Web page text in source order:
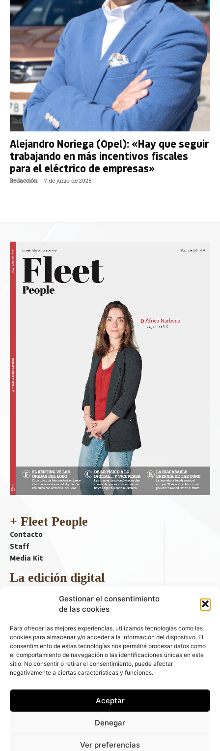
Gestionar el consentimiento
de las cookies
Para ofrecer las mejores experiencias, utilizamos tecnologías como las
cookies para almacenar y/o acceder a la información del dispositivo. El
consentimiento de estas tecnologías nos permitirá procesar datos como
el comportamiento de navegación o las identificaciones únicas en este
sitio. No consentir o retirar el consentimiento, puede afectar
negativamente a ciertas características y funciones.
Aceptar
Denegar
Ver preferencias
Alejandro Noriega (Opel): «Hay que seguir
trabajando en más incentivos fiscales
para el eléctrico de empresas»
Redacción - 7 de junio de 2026
+ Fleet People
Contacto
Staff
Media Kit
La edición digital
Descargar último ejemplar
ir a hemeroteca
+ Contenido en redes sociales
automóviles - C/ Fernández de la Hoz 70, 1ºB - 28003 - Madrid